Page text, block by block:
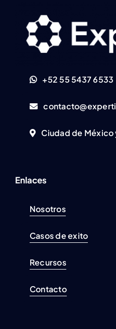
+52 55 5437 6533
Ciudad de México
Enlaces
Nosotros
Casos de exito
Recursos
Contacto